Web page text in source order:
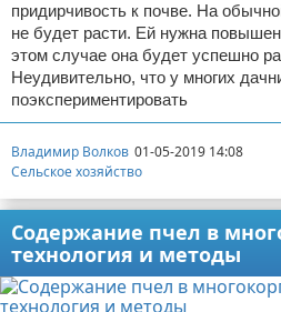
придирчивость к почве. На
не будет расти. Ей нужна
этом случае она будет успешно
Неудивительно, что у многих
поэкспериментировать
Владимир Волков 01-05-2019 14:08
Сельское хозяйство
Содержание пчел в
технология и методы